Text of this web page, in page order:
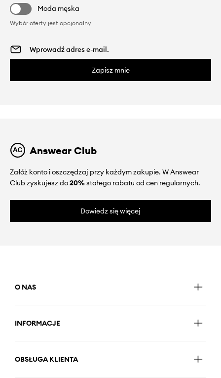
Moda męska
Wybór oferty jest opcjonalny
Zapisz mnie
Answear Club
Załóż konto i oszczędzaj przy każdym zakupie. W Answear
Club zyskujesz do20%stałego rabatu od cen regularnych.
Dowiedz się więcej
O NAS
INFORMACJE
OBSŁUGA KLIENTA